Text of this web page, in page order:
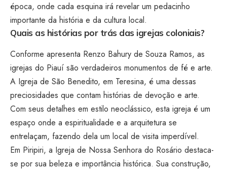
época, onde cada esquina irá revelar um pedacinho
importante da história e da cultura local.
Quais as histórias por trás das igrejas coloniais?
Conforme apresenta Renzo Bahury de Souza Ramos, as
igrejas do Piauí são verdadeiros monumentos de fé e arte.
A Igreja de São Benedito, em Teresina, é uma dessas
preciosidades que contam histórias de devoção e arte.
Com seus detalhes em estilo neoclássico, esta igreja é um
espaço onde a espiritualidade e a arquitetura se
entrelaçam, fazendo dela um local de visita imperdível.
Em Piripiri, a Igreja de Nossa Senhora do Rosário destaca-
se por sua beleza e importância histórica. Sua construção,